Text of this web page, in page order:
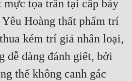
tọa trấn tại cấp bảy
Hoàng thất phẩm trí
kém trí giả nhân loại,
dễ dàng đánh giết, bởi
thể không canh gác